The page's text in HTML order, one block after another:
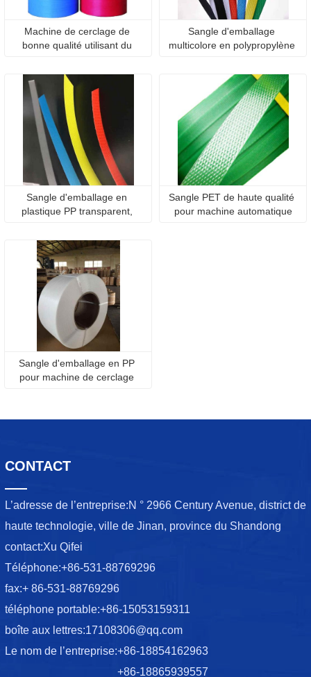
Machine de cerclage de
bonne qualité utilisant du
Sangle d'emballage
multicolore en polypropylène
Sangle d'emballage en
plastique PP transparent,
Sangle PET de haute qualité
pour machine automatique
Sangle d'emballage en PP
pour machine de cerclage
CONTACT
L’adresse de l’entreprise:N ° 2966 Century Avenue, district de
haute technologie, ville de Jinan, province du Shandong
contact:Xu Qifei
Téléphone:+86-531-88769296
fax:+ 86-531-88769296
téléphone portable:+86-15053159311
boîte aux lettres:17108306@qq.com
Le nom de l’entreprise:+86-18854162963
+86-18865939557